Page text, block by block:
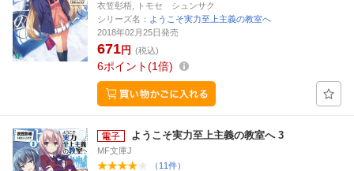
衣笠彰梧, トモセ シュンサク
シリーズ名： ようこそ実力至上主義の教室へ
2018年02月25日発売
671円 (税込)
6ポイント 1倍
ようこそ実力至上主義の教室へ 3
MF文庫J
（11件）